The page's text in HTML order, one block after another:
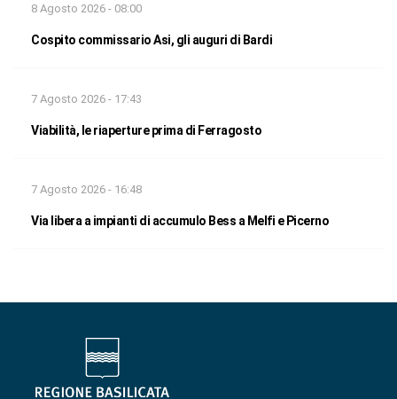
8 Agosto 2026 - 08:00
Cospito commissario Asi, gli auguri di Bardi
7 Agosto 2026 - 17:43
Viabilità, le riaperture prima di Ferragosto
7 Agosto 2026 - 16:48
Via libera a impianti di accumulo Bess a Melfi e Picerno